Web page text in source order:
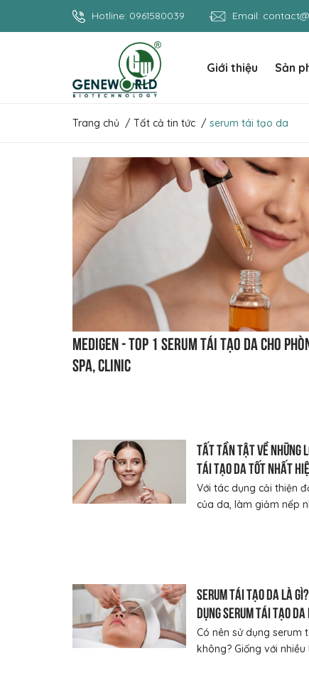
Hotline: 0961580039 Email:
Giới thiệu Sản
Trang chủ / Tất cả tin tức / serum tái tạo da
MEDIGEN - Top 1 serum tái tạo da cho
Spa, Clinic
Tất tần tật về những
tái tạo da tốt nhất
Với tác dụng cải thiện
của da, làm giảm nếp
Serum tái tạo da là gì?
dụng serum tái tạo da
Có nên sử dụng serum
không? Giống với nhiều